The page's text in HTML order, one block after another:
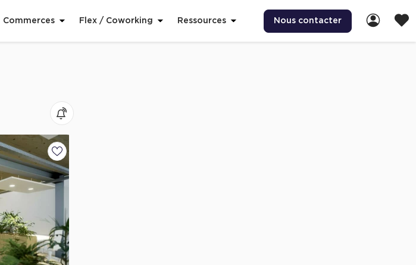
Commerces Flex / Coworking Ressources Nous contacter
Ajouter aux favoris